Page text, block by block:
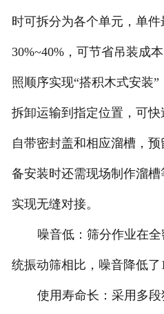
时可拆分为各个单元，单
30%~40%，可节省吊装成
照顺序实现“搭积木式安装
拆卸运输到指定位置，可
自带密封盖和相应溜槽，
备安装时还需现场制作溜
实现无缝对接。
噪音低：筛分作业在
统振动筛相比，噪音降低了
使用寿命长：采用多